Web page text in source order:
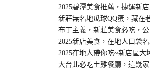
2025碧潭美食推薦，捷運新店
新莊無名地瓜球QQ蛋，藏在
布丁主義，新莊美食必吃，
2025新店美食，在地人口袋
2025在地人帶你吃~新店區
大台北必吃土雞餐廳，這幾家